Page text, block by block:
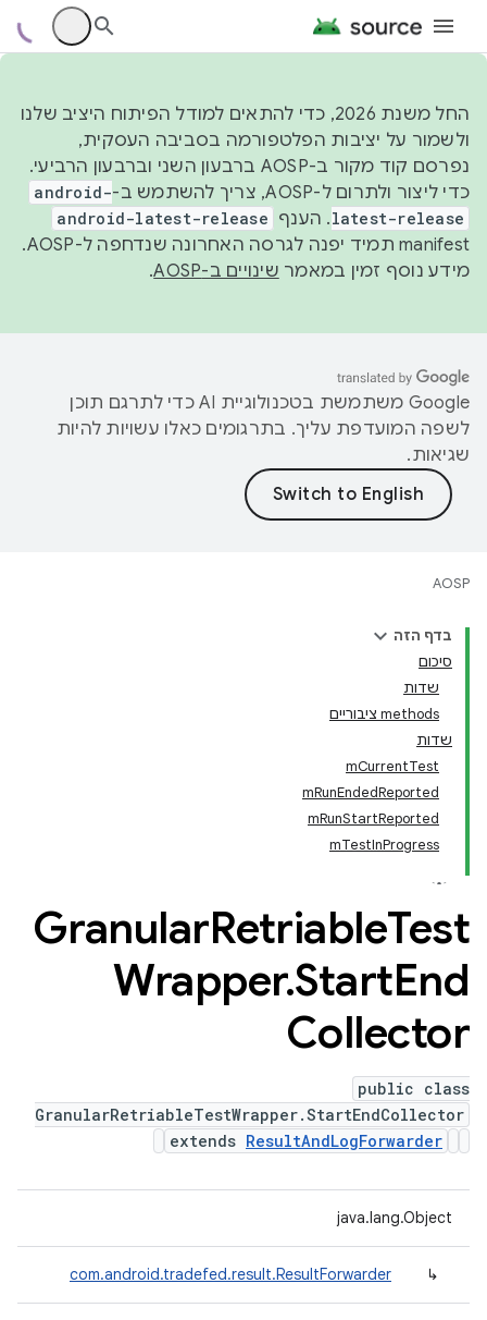
החל משנת 2026, כדי להתאים למודל הפיתוח היציב שלנו
ולשמור על יציבות הפלטפורמה בסביבה העסקית,
נפרסם קוד מקור ב-AOSP ברבעון השני וברבעון הרביעי.
כדי ליצור ולתרום ל-AOSP, צריך להשתמש ב-
android-
latest-release. הענף android-latest-release
manifest תמיד יפנה לגרסה האחרונה שנדחפה ל-AOSP.
מידע נוסף זמין במאמר שינויים ב-AOSP .
‫Google משתמשת בטכנולוגיית AI כדי לתרגם תוכן
לשפה המועדפת עליך. בתרגומים כאלו עשויות להיות
שגיאות.
AOSP
בדף הזה
סיכום
שדות
‫methods ציבוריים
שדות
mCurrentTest
mRunEndedReported
mRunStartReported
mTestInProgress
GranularRetriableTest
Wrapper.StartEnd
Collector
public class
GranularRetriableTestWrapper.StartEndCollector
extends ResultAndLogForwarder
java.lang.Object
↳
com.android.tradefed.result.ResultForwarder